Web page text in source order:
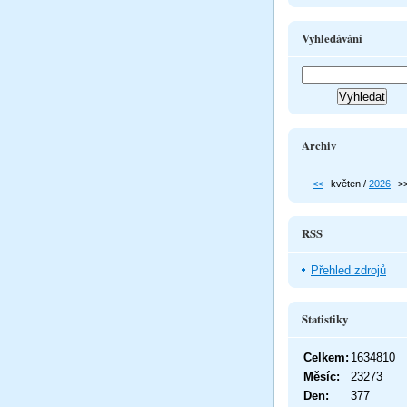
Vyhledávání
Archiv
<< květen / 2026
RSS
Přehled zdrojů
Statistiky
Celkem: 1634810
Měsíc:
23273
Den:
377